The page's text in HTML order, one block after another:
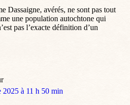
Dassaigne, avérés, ne sont pas tout
une population autochtone qui
pas l’exacte définition d’un
2025 à 11 h 50 min